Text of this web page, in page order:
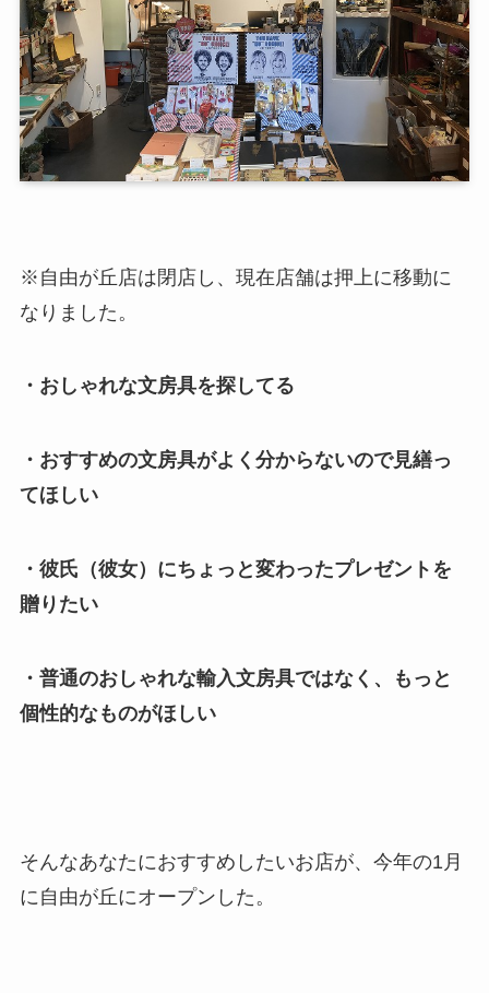
※自由が丘店は閉店し、現在店舗は押上に移動に
なりました。
・おしゃれな文房具を探してる
・おすすめの文房具がよく分からないので見繕っ
てほしい
・彼氏（彼女）にちょっと変わったプレゼントを
贈りたい
・普通のおしゃれな輸入文房具ではなく、もっと
個性的なものがほしい
そんなあなたにおすすめしたいお店が、今年の1月
に自由が丘にオープンした。